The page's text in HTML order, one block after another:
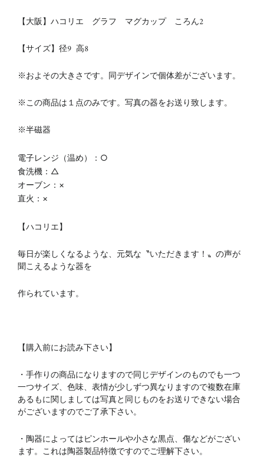
【大阪】ハコリエ グラフ マグカップ ころん2
【サイズ】径9 高8
※およその大きさです。同デザインで個体差がございます。
※この商品は１点のみです。写真の器をお送り致します。
※半磁器
電子レンジ（温め）：○
食洗機：△
オーブン：×
直火：×
【ハコリエ】
毎日が楽しくなるような、元気な〝いただきます！〟の声が
聞こえるような器を
作られています。
【購入前にお読み下さい】
・手作りの商品になりますので同じデザインのものでも一つ
一つサイズ、色味、表情が少しずつ異なりますので複数在庫
あるもに関しましては写真と同じものをお送りできない場合
がございますのでご了承下さい。
・陶器によってはピンホールや小さな黒点、傷などがござい
ます。これは陶器製品特徴ですのでご理解下さい。